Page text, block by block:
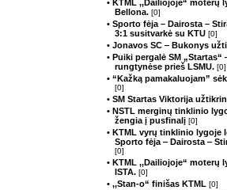
• KTML ,,Dailiojoje“ moterų
Bellona. [0]
• Sporto fėja – Dairosta –
3:1 susitvarkė su KTU [0]
• Jonavos SC ‒ Bukonys
• Puiki pergalė SM
rungtynėse prieš LSMU. [0]
• “Kažką pamakaluojam”
[0]
• SM Startas Viktorija
• NSTL merginų tinklinio
žengia į pusfinalį [0]
• KTML vyrų tinklinio lygoje
Sporto fėja ‒ Dairosta ‒
[0]
• KTML ,,Dailiojoje“ moterų
ISTA. [0]
• ,,Stan-o“ finišas KTML [0]